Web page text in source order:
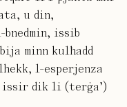
u din,
issib
minn kulħadd
l-esperjenza
dik li (terġa’)